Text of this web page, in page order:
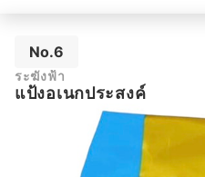
No.6
ระฆังฟ้า
แป้งอเนกประสงค์